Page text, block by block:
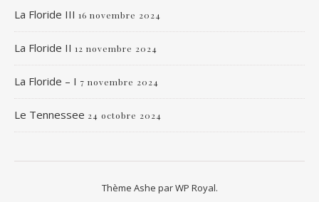
La Floride III 16 novembre 2024
La Floride II 12 novembre 2024
La Floride – I 7 novembre 2024
Le Tennessee 24 octobre 2024
Thème Ashe parWP Royal.